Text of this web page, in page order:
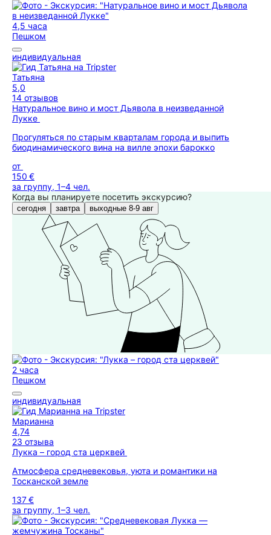
4,5 часа
Пешком
индивидуальная
Татьяна
5,0
14 отзывов
Натуральное вино и мост Дьявола в неизведанной
Лукке
Прогуляться по старым кварталам города и выпить
биодинамического вина на вилле эпохи барокко
от
150 €
за группу, 1–4 чел.
Когда вы планируете посетить экскурсию?
сегодня завтра выходные 8-9 авг
2 часа
Пешком
индивидуальная
Марианна
4,74
23 отзыва
Лукка – город ста церквей
Атмосфера средневековья, уюта и романтики на
Тосканской земле
137 €
за группу, 1–3 чел.